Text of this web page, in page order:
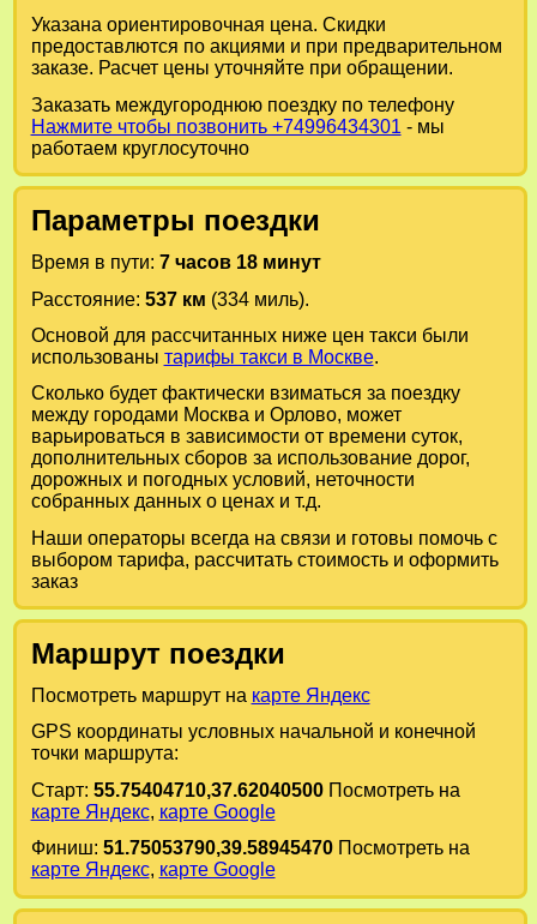
Указана ориентировочная цена. Скидки
предоставлются по акциями и при предварительном
заказе. Расчет цены уточняйте при обращении.
Заказать междугороднюю поездку по телефону
Нажмите чтобы позвонить +74996434301 - мы
работаем круглосуточно
Параметры поездки
Время в пути: 7 часов 18 минут
Расстояние: 537 км (334 миль).
Основой для рассчитанных ниже цен такси были
использованы тарифы такси в Москве.
Сколько будет фактически взиматься за поездку
между городами Москваи Орлово, может
варьироваться в зависимости от времени суток,
дополнительных сборов за использование дорог,
дорожных и погодных условий, неточности
собранных данных о ценах и т.д.
Наши операторы всегда на связи и готовы помочь с
выбором тарифа, рассчитать стоимость и оформить
заказ
Маршрут поездки
Посмотреть маршрут на карте Яндекс
GPS координаты условных начальной и конечной
точки маршрута:
Старт: 55.75404710,37.62040500Посмотреть на
карте Яндекс, карте Google
Финиш: 51.75053790,39.58945470Посмотреть на
карте Яндекс, карте Google